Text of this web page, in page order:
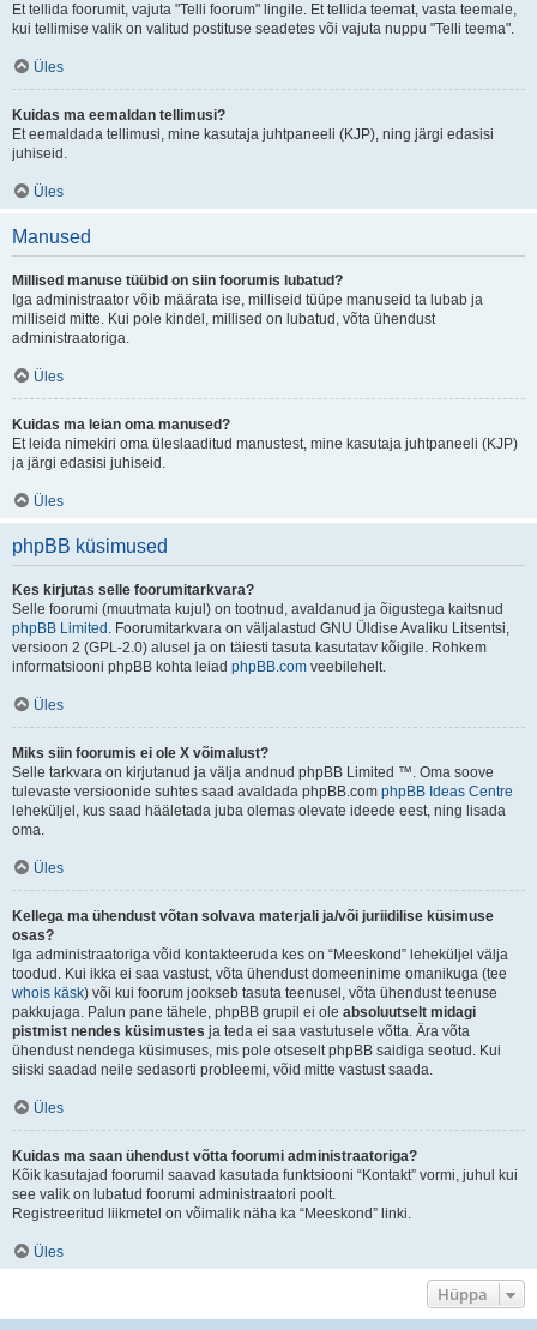
Et tellida foorumit, vajuta "Telli foorum" lingile. Et tellida teemat, vasta teemale,
kui tellimise valik on valitud postituse seadetes või vajuta nuppu "Telli teema".
Üles
Kuidas ma eemaldan tellimusi?
Et eemaldada tellimusi, mine kasutaja juhtpaneeli (KJP), ning järgi edasisi
juhiseid.
Üles
Manused
Millised manuse tüübid on siin foorumis lubatud?
Iga administraator võib määrata ise, milliseid tüüpe manuseid ta lubab ja
milliseid mitte. Kui pole kindel, millised on lubatud, võta ühendust
administraatoriga.
Üles
Kuidas ma leian oma manused?
Et leida nimekiri oma üleslaaditud manustest, mine kasutaja juhtpaneeli (KJP)
ja järgi edasisi juhiseid.
Üles
phpBB küsimused
Kes kirjutas selle foorumitarkvara?
Selle foorumi (muutmata kujul) on tootnud, avaldanud ja õigustega kaitsnud
phpBB Limited . Foorumitarkvara on väljalastud GNU Üldise Avaliku Litsentsi,
versioon 2 (GPL-2.0) alusel ja on täiesti tasuta kasutatav kõigile. Rohkem
informatsiooni phpBB kohta leiad phpBB.com veebilehelt.
Üles
Miks siin foorumis ei ole X võimalust?
Selle tarkvara on kirjutanud ja välja andnud phpBB Limited ™. Oma soove
tulevaste versioonide suhtes saad avaldada phpBB.com phpBB Ideas Centre
leheküljel, kus saad hääletada juba olemas olevate ideede eest, ning lisada
oma.
Üles
Kellega ma ühendust võtan solvava materjali ja/või juriidilise küsimuse
osas?
Iga administraatoriga võid kontakteeruda kes on “Meeskond” leheküljel välja
toodud. Kui ikka ei saa vastust, võta ühendust domeeninime omanikuga (tee
whois käsk) või kui foorum jookseb tasuta teenusel, võta ühendust teenuse
pakkujaga. Palun pane tähele, phpBB grupil ei ole absoluutselt midagi
pistmist nendes küsimustes ja teda ei saa vastutusele võtta. Ära võta
ühendust nendega küsimuses, mis pole otseselt phpBB saidiga seotud. Kui
siiski saadad neile sedasorti probleemi, võid mitte vastust saada.
Üles
Kuidas ma saan ühendust võtta foorumi administraatoriga?
Kõik kasutajad foorumil saavad kasutada funktsiooni “Kontakt” vormi, juhul kui
see valik on lubatud foorumi administraatori poolt.
Registreeritud liikmetel on võimalik näha ka “Meeskond” linki.
Üles
Hüppa